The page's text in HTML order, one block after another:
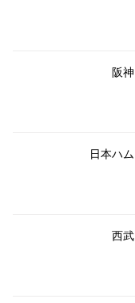
阪神
日本ハム
西武